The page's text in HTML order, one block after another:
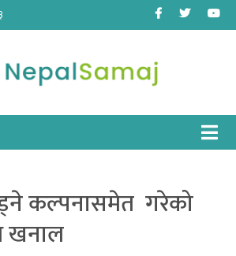
Facebook
Twitter
कल्पनासमेत गरेको
खनाल